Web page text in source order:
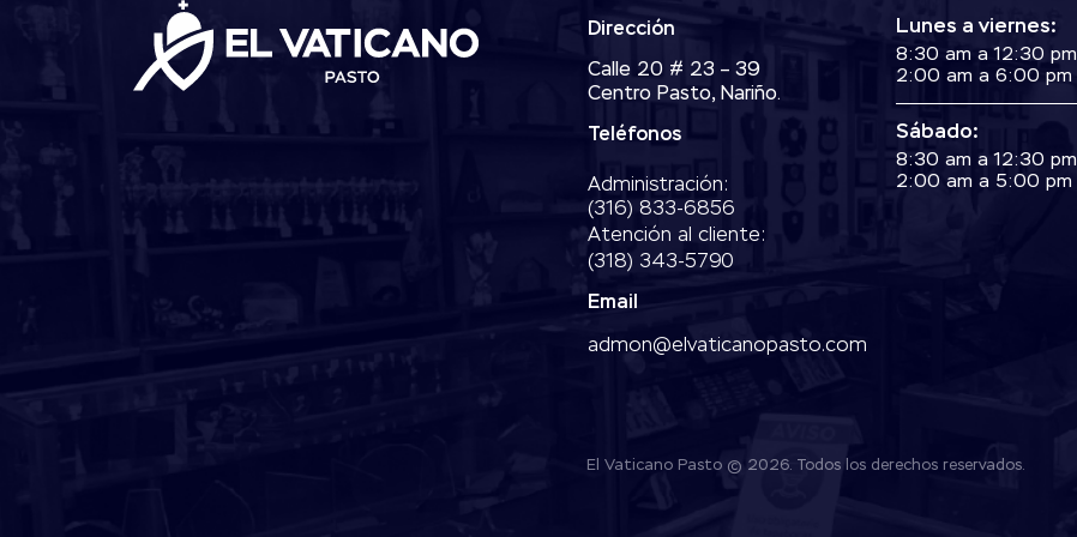
Dirección
Calle 20 # 23 – 39
Centro Pasto, Nariño.
Teléfonos
Administración:
‭(316) 833-6856‬
Atención al cliente:
(318) 343-5790‬
Email
admon@elvaticanopasto.com
Lunes a viernes:
8:30 am a 12:30 pm
2:00 am a 6:00 pm
Sábado:
8:30 am a 12:30 pm
2:00 am a 5:00 pm
El Vaticano Pasto © 2026. Todos los derechos reservados.